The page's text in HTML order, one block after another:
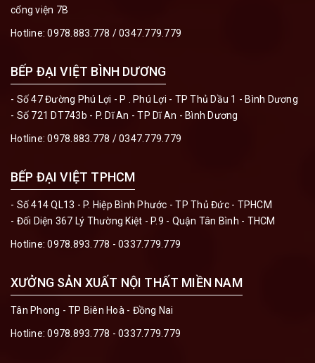
cổng viện 7B
Hotline:0978.883.778 / 0347.779.779
BẾP ĐẠI VIỆT BÌNH DƯƠNG
- Số 47 Đường Phú Lợi - P . Phú Lợi - TP Thủ Dầu 1 - Bình Dương
- Số 721 DT743b - P. Dĩ An - TP Dĩ An - Bình Dương
Hotline:0978.883.778 / 0347.779.779
BẾP ĐẠI VIỆT TPHCM
- Số 414 QL13 - P. Hiệp Bình Phước - TP Thủ Đức - TPHCM
- Đối Diện 367 Lý Thường Kiệt - P.9 - Quận Tân Bình - THCM
Hotline:0978.893.778 - 0337.779.779
XƯỞNG SẢN XUẤT NỘI THẤT MIỀN NAM
Tân Phong - TP Biên Hoà - Đồng Nai
Hotline:0978.893.778 - 0337.779.779